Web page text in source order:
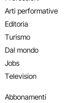
Arti performative
Editoria
Turismo
Dal mondo
Jobs
Television
Abbonamenti